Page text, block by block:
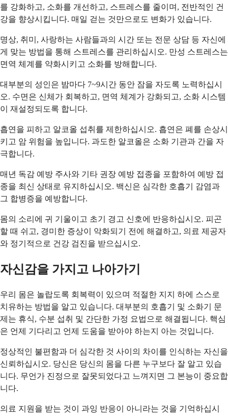
를 강화하고, 소화를 개선하고, 스트레스를 줄이며, 전반적인 건
강을 향상시킵니다. 매일 걷는 것만으로도 변화가 있습니다.
명상, 취미, 사랑하는 사람들과의 시간 또는 전문 상담 등 자신에
게 맞는 방법을 통해 스트레스를 관리하십시오. 만성 스트레스는
면역 체계를 약화시키고 소화를 방해합니다.
대부분의 성인은 밤마다 7~9시간 동안 잠을 자도록 노력하십시
오. 수면은 신체가 회복하고, 면역 체계가 강화되고, 소화 시스템
이 재설정되도록 합니다.
흡연을 피하고 알코올 섭취를 제한하십시오. 흡연은 폐를 손상시
키고 암 위험을 높입니다. 과도한 알코올은 소화 기관과 간을 자
극합니다.
매년 독감 예방 주사와 기타 권장 예방 접종을 포함하여 예방 접
종을 최신 상태로 유지하십시오. 백신은 심각한 호흡기 감염과
그 합병증을 예방합니다.
몸의 소리에 귀 기울이고 초기 경고 신호에 반응하십시오. 피곤
할 때 쉬고, 경미한 증상이 악화되기 전에 해결하고, 의료 제공자
와 정기적으로 건강 검진을 받으십시오.
자신감을 가지고 나아가기
우리 몸은 놀랍도록 회복력이 있으며 적절한 지지 하에 스스로
치유하는 방법을 알고 있습니다. 대부분의 호흡기 및 소화기 문
제는 휴식, 수분 섭취 및 간단한 가정 요법으로 해결됩니다. 핵심
은 언제 기다리고 언제 도움을 받아야 하는지 아는 것입니다.
정상적인 불편함과 더 심각한 것 사이의 차이를 인식하는 자신을
신뢰하십시오. 당신은 당신의 몸을 다른 누구보다 잘 알고 있습
니다. 무언가 진정으로 잘못되었다고 느껴지면 그 본능이 중요합
니다.
의료 지원을 받는 것이 과잉 반응이 아니라는 것을 기억하십시